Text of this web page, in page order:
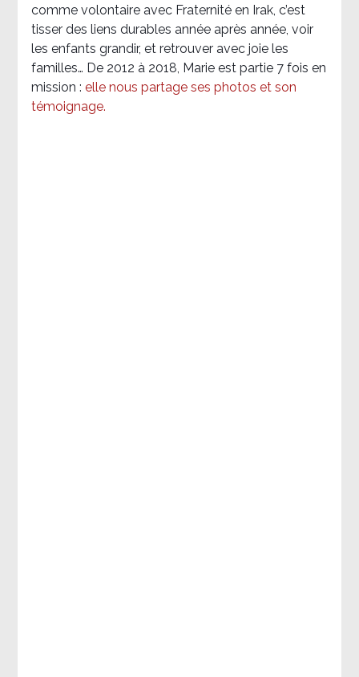
comme volontaire avec Fraternité en Irak, c’est
tisser des liens durables année après année, voir
les enfants grandir, et retrouver avec joie les
familles… De 2012 à 2018, Marie est partie 7 fois en
mission : elle nous partage ses photos et son
témoignage.